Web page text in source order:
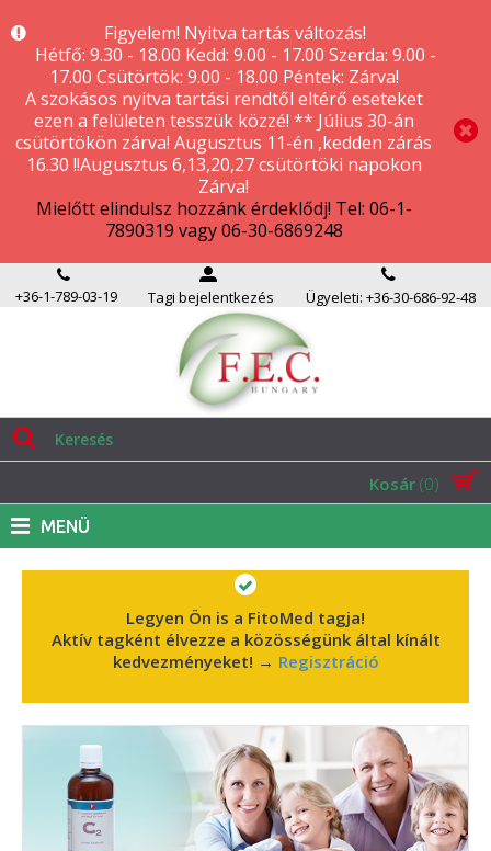
Figyelem! Nyitva tartás változás!
Hétfő: 9.30 - 18.00 Kedd: 9.00 - 17.00 Szerda: 9.00 -
17.00 Csütörtök: 9.00 - 18.00 Péntek: Zárva!
A szokásos nyitva tartási rendtől eltérő eseteket
ezen a felületen tesszük közzé! ** Július 30-án
csütörtökön zárva! Augusztus 11-én ,kedden zárás
16.30 !!Augusztus 6,13,20,27 csütörtöki napokon
Zárva!
Mielőtt elindulsz hozzánk érdeklődj! Tel: 06-1-
7890319 vagy 06-30-6869248
+36-1-789-03-19 Tagi bejelentkezés Ügyeleti: +36-30-686-92-48
Kosár (0)
MENÜ
Legyen Ön is a FitoMed tagja!
Aktív tagként élvezze a közösségünk által kínált
kedvezményeket! → Regisztráció